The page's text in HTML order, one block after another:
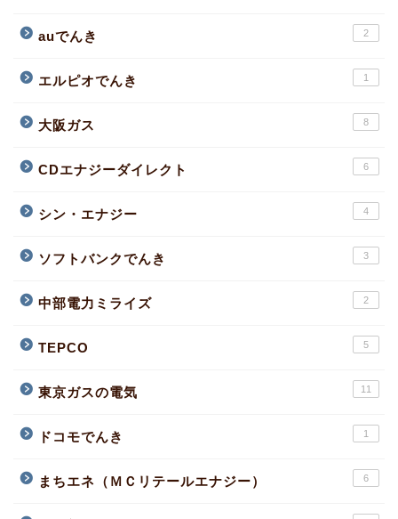
auでんき 2
エルピオでんき 1
大阪ガス 8
CDエナジーダイレクト 6
シン・エナジー 4
ソフトバンクでんき 3
中部電力ミライズ 2
TEPCO 5
東京ガスの電気 11
ドコモでんき 1
まちエネ（ＭＣリテールエナジー） 6